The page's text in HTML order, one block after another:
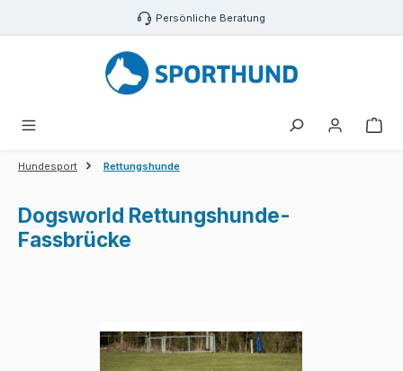
Zum Hauptinhalt springen Persönliche Beratung
Hundesport Rettungshunde
Dogsworld Rettungshunde-
Fassbrücke
Bildergalerie überspringen